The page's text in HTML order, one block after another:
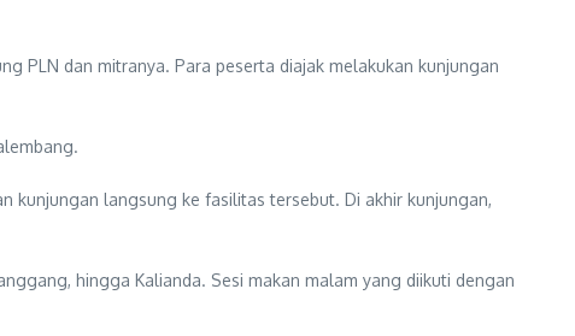
PLN dan mitranya. Para peserta diajak melakukan kunjungan
kunjungan langsung ke fasilitas tersebut. Di akhir kunjungan,
hingga Kalianda. Sesi makan malam yang diikuti dengan